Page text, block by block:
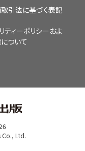
引法に基づく表記
ティーポリシー およ
ついて
Co., Ltd.